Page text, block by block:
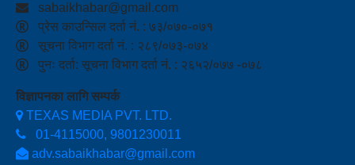
sabaikhabar@gmail.com
प्रेस काउन्सिल दर्ता नं. : ७३/०७०-०७१
सूचना विभाग दर्ता नं. : २८९/०७३-०७४
पुनः दर्ता: सूचना विभाग दर्ता नं. : २६५२/०७७ -०७८
विज्ञापनका लागि सम्पर्क
TEXAS MEDIA PVT. LTD.
01-4115000, 9801230011
adv.sabaikhabar@gmail.com